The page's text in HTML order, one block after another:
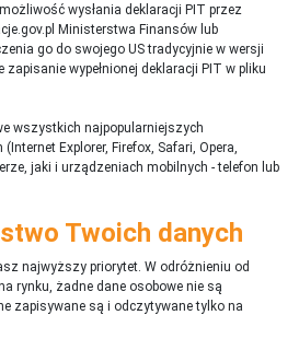
wysłania deklaracji PIT przez
Ministerstwa Finansów lub
go do swojego US tradycyjnie w wersji
wypełnionej deklaracji PIT w pliku
wszystkich najpopularniejszych
Explorer, Firefox, Safari, Opera,
jaki i urządzeniach mobilnych - telefon lub
Twoich danych
najwyższy priorytet. W odróżnieniu od
rynku, żadne dane osobowe nie są
zapisywane są i odczytywane tylko na